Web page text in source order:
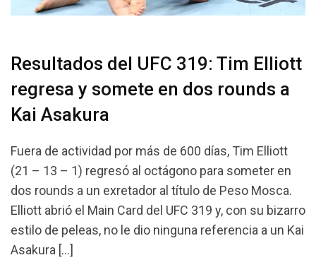
Resultados del UFC 319: Tim Elliott
regresa y somete en dos rounds a
Kai Asakura
Fuera de actividad por más de 600 días, Tim Elliott
(21 – 13 – 1) regresó al octágono para someter en
dos rounds a un exretador al título de Peso Mosca.
Elliott abrió el Main Card del UFC 319 y, con su bizarro
estilo de peleas, no le dio ninguna referencia a un Kai
Asakura […]